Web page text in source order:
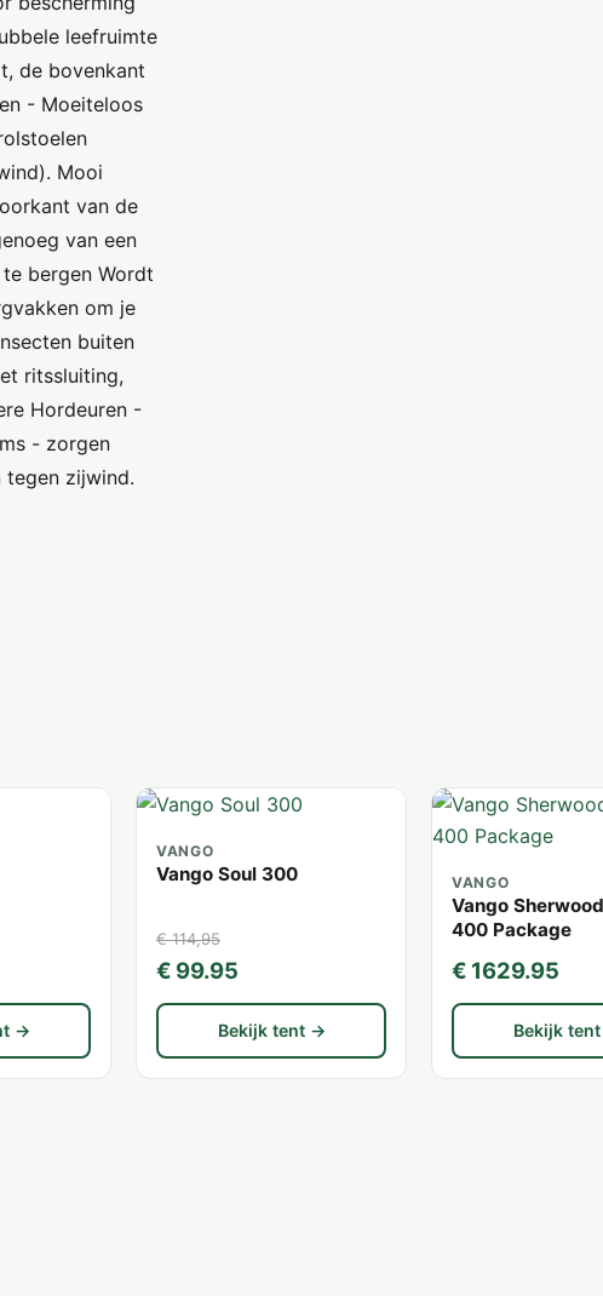
leefruimte
de bovenkant
- Moeiteloos
Mooi
van de
van een
bergen Wordt
om je
buiten
ritssluiting,
Hordeuren -
- zorgen
tegen zijwind.
→
VANGO
Vango Soul 300
€ 114,95
€ 99.95
Bekijk tent →
VANGO
Vango
400 Package
€ 1629.95
Bekijk